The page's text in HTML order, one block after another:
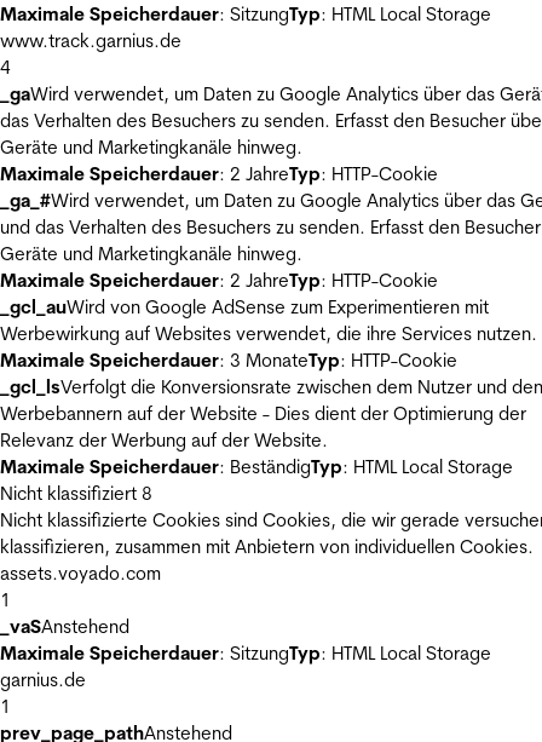
Maximale Speicherdauer: SitzungTyp: HTML Local Storage
www.track.garnius.de
4
_gaWird verwendet, um Daten zu Google Analytics über das
das Verhalten des Besuchers zu senden. Erfasst den Besucher
Geräte und Marketingkanäle hinweg.
Maximale Speicherdauer: 2 JahreTyp: HTTP-Cookie
_ga_#Wird verwendet, um Daten zu Google Analytics über das
und das Verhalten des Besuchers zu senden. Erfasst den
Geräte und Marketingkanäle hinweg.
Maximale Speicherdauer: 2 JahreTyp: HTTP-Cookie
_gcl_auWird von Google AdSense zum Experimentieren mit
Werbewirkung auf Websites verwendet, die ihre Services nutzen.
Maximale Speicherdauer: 3 MonateTyp: HTTP-Cookie
_gcl_lsVerfolgt die Konversionsrate zwischen dem Nutzer und den
Werbebannern auf der Website - Dies dient der Optimierung der
Relevanz der Werbung auf der Website.
Maximale Speicherdauer: BeständigTyp: HTML Local Storage
Nicht klassifiziert 8
Nicht klassifizierte Cookies sind Cookies, die wir gerade
klassifizieren, zusammen mit Anbietern von individuellen Cookies.
assets.voyado.com
1
_vaSAnstehend
Maximale Speicherdauer: SitzungTyp: HTML Local Storage
garnius.de
1
prev_page_pathAnstehend